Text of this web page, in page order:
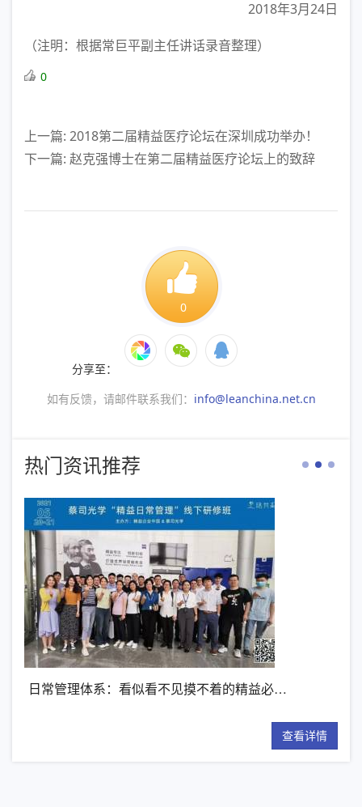
2018年3月24日
（注明：根据常巨平副主任讲话录音整理）
0
上一篇: 2018第二届精益医疗论坛在深圳成功举办！
下一篇: 赵克强博士在第二届精益医疗论坛上的致辞
0
分享至：
如有反馈，请邮件联系我们： info@leanchina.net.cn
热门资讯推荐
常管理体系：看似看不见摸不着的精益必…
查看详情